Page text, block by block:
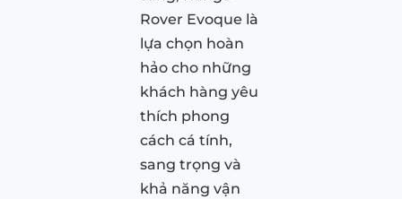
Rover Evoque là
lựa chọn hoàn
hảo cho những
khách hàng yêu
thích phong
cách cá tính,
sang trọng và
khả năng vận